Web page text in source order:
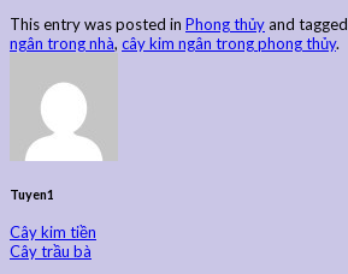
This entry was posted in Phong thủyand tagged
ngân trong nhà, cây kim ngân trong phong thủy.
Tuyen1
Cây kim tiền
Cây trầu bà